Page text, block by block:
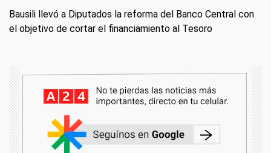
Bausili llevó a Diputados la reforma del Banco Central con
el objetivo de cortar el financiamiento al Tesoro